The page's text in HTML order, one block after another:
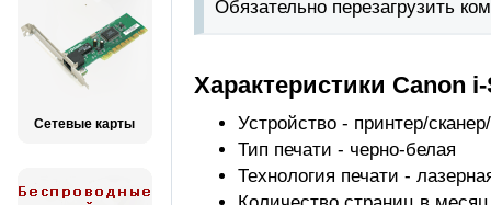
Сетевые карты
Обязательно перезагрузить
Характеристики Canon
Устройство - принтер/
Тип печати - черно-белая
Технология печати -